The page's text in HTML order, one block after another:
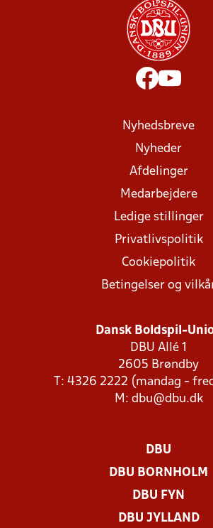
Nyhedsbreve
Nyheder
Afdelinger
Medarbejdere
Ledige stillinger
Privatlivspolitik
Cookiepolitik
Betingelser og
Dansk Boldspil-
DBU Allé 1
2605 Brøndby
T: 4326 2222 (mandag -
M: dbu@dbu.dk
DBU
DBU BORNHOLM
DBU FYN
DBU JYLLAND